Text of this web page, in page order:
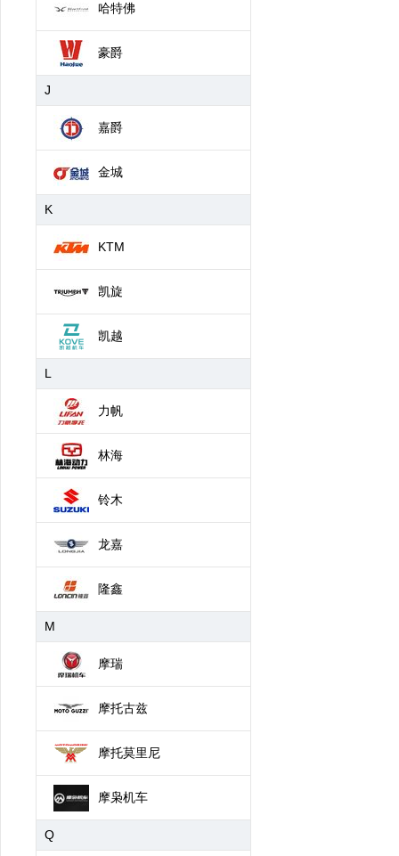
哈特佛
豪爵
J
嘉爵
金城
K
KTM
凯旋
凯越
L
力帆
林海
铃木
龙嘉
隆鑫
M
摩瑞
摩托古兹
摩托莫里尼
摩枭机车
Q